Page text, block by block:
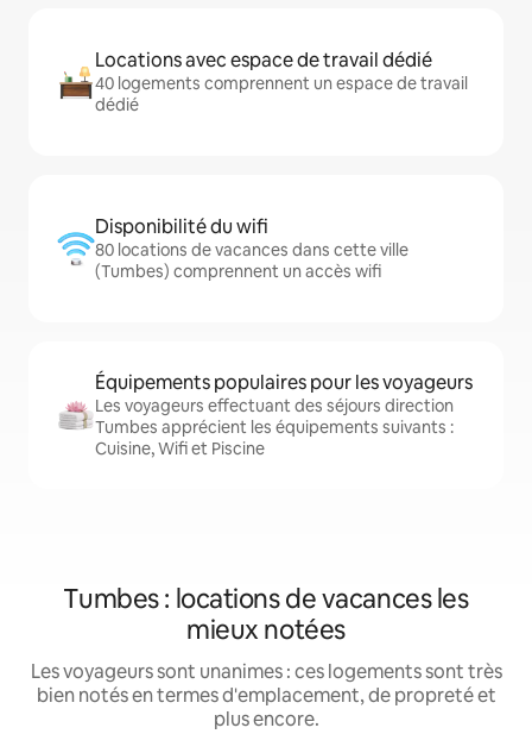
Locations avec espace de travail dédié
40 logements comprennent un espace de travail
dédié
Disponibilité du wifi
80 locations de vacances dans cette ville
(Tumbes) comprennent un accès wifi
Équipements populaires pour les voyageurs
Les voyageurs effectuant des séjours direction
Tumbes apprécient les équipements suivants :
Cuisine, Wifi et Piscine
Tumbes : locations de vacances les
mieux notées
Les voyageurs sont unanimes : ces logements sont très
bien notés en termes d'emplacement, de propreté et
plus encore.